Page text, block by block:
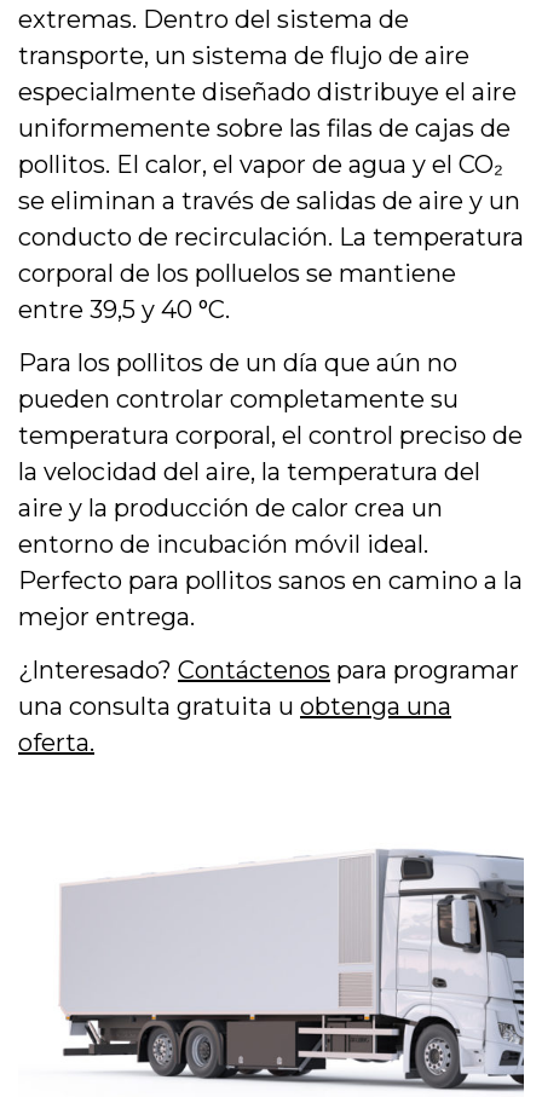
extremas. Dentro del sistema de
transporte, un sistema de flujo de aire
especialmente diseñado distribuye el aire
uniformemente sobre las filas de cajas de
pollitos. El calor, el vapor de agua y el CO₂
se eliminan a través de salidas de aire y un
conducto de recirculación. La temperatura
corporal de los polluelos se mantiene
entre 39,5 y 40 °C.
Para los pollitos de un día que aún no
pueden controlar completamente su
temperatura corporal, el control preciso de
la velocidad del aire, la temperatura del
aire y la producción de calor crea un
entorno de incubación móvil ideal.
Perfecto para pollitos sanos en camino a la
mejor entrega.
¿Interesado? Contáctenos para programar
una consulta gratuita u obtenga una
oferta.